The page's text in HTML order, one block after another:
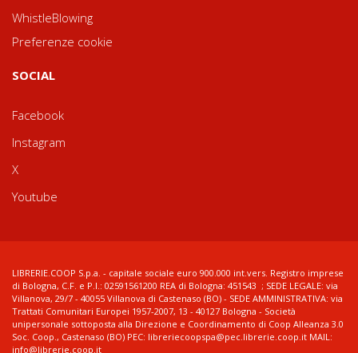
WhistleBlowing
Preferenze cookie
SOCIAL
Facebook
Instagram
X
Youtube
LIBRERIE.COOP S.p.a. - capitale sociale euro 900.000 int.vers. Registro imprese
di Bologna, C.F. e P.I.: 02591561200 REA di Bologna: 451543 ; SEDE LEGALE: via
Villanova, 29/7 - 40055 Villanova di Castenaso (BO) - SEDE AMMINISTRATIVA: via
Trattati Comunitari Europei 1957-2007, 13 - 40127 Bologna - Società
unipersonale sottoposta alla Direzione e Coordinamento di Coop Alleanza 3.0
Soc. Coop., Castenaso (BO) PEC: libreriecoopspa@pec.librerie.coop.it MAIL:
info@librerie.coop.it